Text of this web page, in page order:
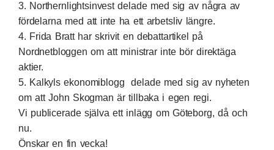
3. Northernlightsinvestdelade med sig av några av
fördelarna med att inte ha ett arbetsliv längre.
4. Frida Bratthar skrivit en debattartikel på
Nordnetbloggen om att ministrar inte bör direktäga
aktier.
5. Kalkyls ekonomiblogg
delade med sig av nyheten
om att John Skogman är tillbaka i egen regi.
Vi publicerade själva ett inlägg om Göteborg, då och
nu.
Önskar en fin vecka!